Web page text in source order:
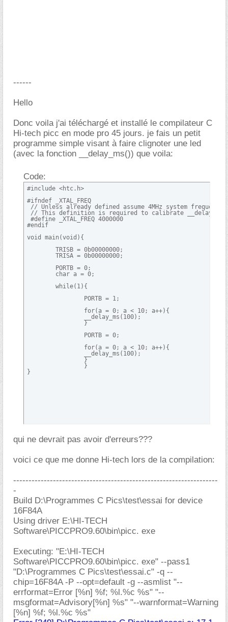
------
Hello
Donc voila j'ai téléchargé et installé le compilateur C
Hi-tech picc en mode pro 45 jours. je fais un petit
programme simple visant à faire clignoter une led
(avec la fonction __delay_ms()) que voila:
Code:
#include <htc.h>
#ifndef _XTAL_FREQ
// Unless already defined assume 4MHz system frequency
// This definition is required to calibrate __delay_us()
#define _XTAL_FREQ 4000000
#endif
void main(void){
}
qui ne devrait pas avoir d'erreurs???
voici ce que me donne Hi-tech lors de la compilation:
-------------------------------------------------------------------
-
Build D:\Programmes C Pics\test\essai for device
16F84A
Using driver E:\HI-TECH
Software\PICCPRO9.60\bin\picc. exe
Executing: "E:\HI-TECH
Software\PICCPRO9.60\bin\picc. exe" --pass1
"D:\Programmes C Pics\test\essai.c" -q --
chip=16F84A -P --opt=default -g --asmlist "--
errformat=Error [%n] %f; %l.%c %s" "--
msgformat=Advisory[%n] %s" "--warnformat=Warning
[%n] %f; %l.%c %s"